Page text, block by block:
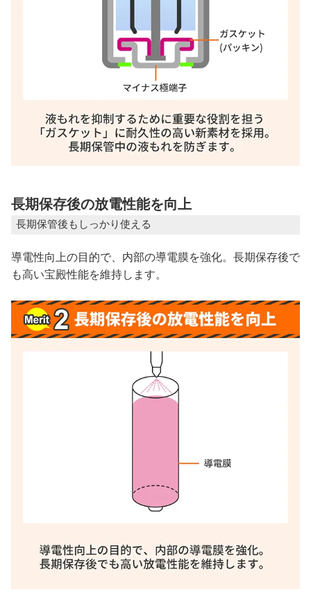
長期保存後の放電性能を向上
長期保管後もしっかり使える
導電性向上の目的で、内部の導電膜を強化。長期保存後で
も高い宝殿性能を維持します。